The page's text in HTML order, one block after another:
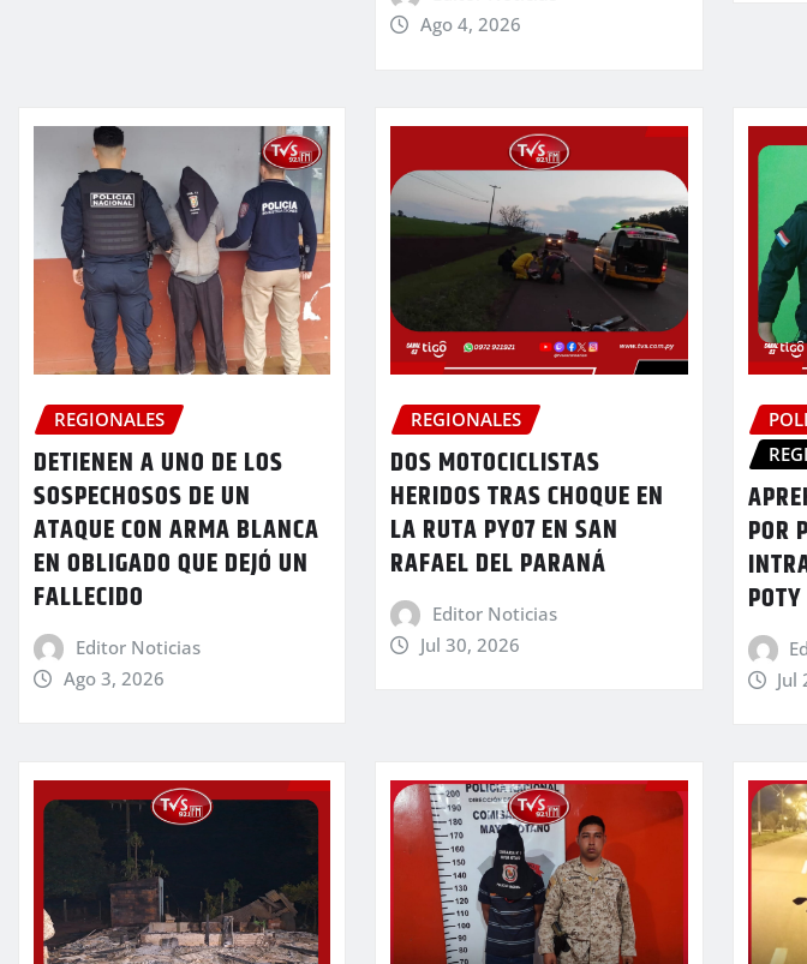
Ago 4, 2026
REGIONALES
DETIENEN A UNO DE LOS
SOSPECHOSOS DE UN
ATAQUE CON ARMA BLANCA
EN OBLIGADO QUE DEJÓ UN
FALLECIDO
Editor Noticias
Ago 3, 2026
REGIONALES
DOS MOTOCICLISTAS
HERIDOS TRAS CHOQUE EN
LA RUTA PY07 EN SAN
RAFAEL DEL PARANÁ
Editor Noticias
Jul 30, 2026
POR
POTY
Jul